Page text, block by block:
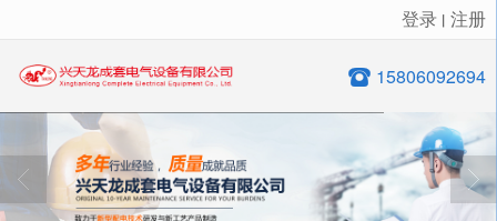
很遗憾，因您的浏览器版本过低导致无法获得最佳浏览体验，推荐下载安装谷歌浏览器！
登录 丨 注册
15806092694